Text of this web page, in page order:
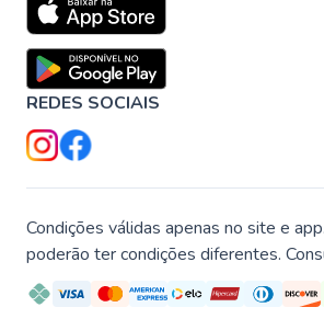
REDES SOCIAIS
Condições válidas apenas no site e
poderão ter condições diferentes.